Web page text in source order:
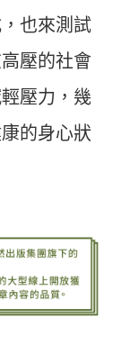
也來測試
壓的社會
壓力，幾
的身心狀